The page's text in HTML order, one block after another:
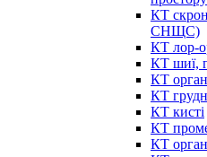
КТ
СНЩС)
КТ лор-
КТ шиї,
КТ
КТ
КТ кисті
КТ
КТ